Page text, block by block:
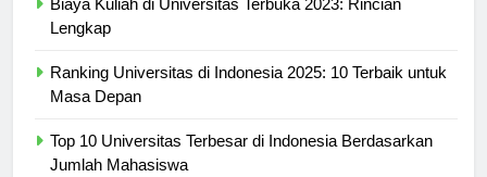
Biaya Kuliah di Universitas Terbuka 2023: Rincian
Ranking Universitas di Indonesia 2025: 10 Terbaik untuk
Top 10 Universitas Terbesar di Indonesia Berdasarkan